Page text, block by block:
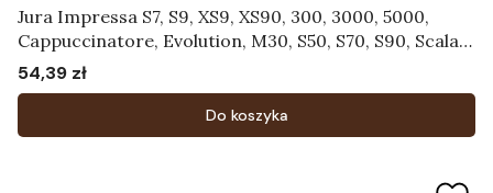
Jura Impressa S7, S9, XS9, XS90, 300, 3000, 5000,
Cappuccinatore, Evolution, M30, S50, S70, S90, Scala,
Ultra, X30, X70, X90 - Pokrywa zbiornika na ziarna
kawy czarna Art.59723
Cena
54,39 zł
Do koszyka